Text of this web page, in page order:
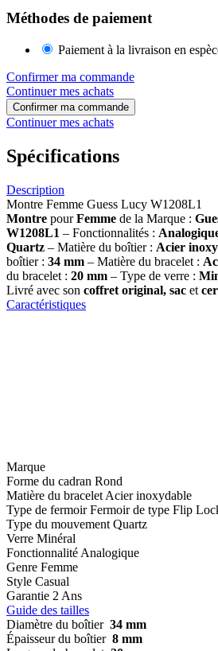
Méthodes de paiement
Paiement à la livraison en
Confirmer ma commande
Continuer mes achats
Confirmer ma commande
Continuer mes achats
Spécifications
Description
Montre Femme Guess Lucy W1208L1
Montre pourFemme de la Marque :
W1208L1 – Fonctionnalités :
Quartz – Matière du boîtier : Acier
boîtier : 34 mm – Matière du bracelet :
du bracelet : 20 mm – Type de verre :
Livré avec son coffret original, sac et
Caractéristiques
Marque
Forme du cadran Rond
Matière du bracelet Acier inoxydable
Type de fermoir Fermoir de type Flip
Type du mouvement Quartz
Verre Minéral
Fonctionnalité Analogique
Genre Femme
Style Casual
Garantie 2 Ans
Guide des tailles
Diamètre du boîtier 34 mm
Épaisseur du boîtier 8 mm